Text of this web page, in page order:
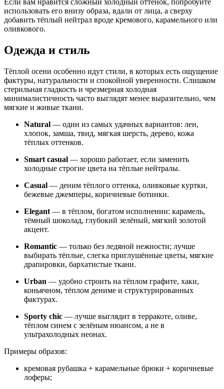
использовать его внизу образа, вдали от лица, а сверху
добавить тёплый нейтрал вроде кремового, карамельного или
оливкового.
Одежда и стиль
Тёплой осени особенно идут стили, в которых есть ощущение
фактуры, натуральности и спокойной уверенности. Слишком
стерильная гладкость и чрезмерная холодная
минималистичность часто выглядят менее выразительно, чем
мягкие и живые ткани.
Natural — один из самых удачных вариантов: лен,
хлопок, замша, твид, мягкая шерсть, дерево, кожа
тёплых оттенков.
Smart casual — хорошо работает, если заменить
холодные строгие цвета на тёплые нейтралы.
Casual — деним тёплого оттенка, оливковые куртки,
бежевые джемперы, коричневые ботинки.
Elegant — в тёплом, богатом исполнении: карамель,
тёмный шоколад, глубокий зелёный, мягкий золотой
акцент.
Romantic — только без ледяной нежности; лучше
выбирать тёплые, слегка приглушённые цветы, мягкие
драпировки, бархатистые ткани.
Urban — удобно строить на тёплом графите, хаки,
коньячном, тёплом дениме и структурированных
фактурах.
Sporty chic — лучше выглядит в терракоте, оливе,
тёплом синем с зелёным нюансом, а не в
ультрахолодных неонах.
Примеры образов:
кремовая рубашка + карамельные брюки + коричневые
лоферы;